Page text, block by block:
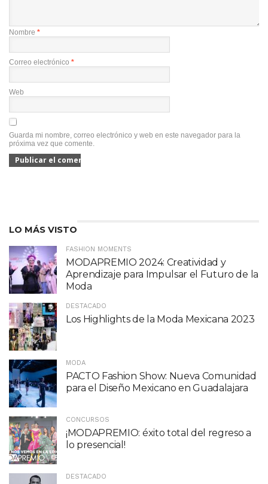
Nombre *
Correo electrónico *
Web
Guarda mi nombre, correo electrónico y web en este navegador para la
próxima vez que comente.
LO MÁS VISTO
FASHION MOMENTS
MODAPREMIO 2024: Creatividad y
Aprendizaje para Impulsar el Futuro de la
Moda
DESTACADO
Los Highlights de la Moda Mexicana 2023
MODA
PACTO Fashion Show: Nueva Comunidad
para el Diseño Mexicano en Guadalajara
CONCURSOS
¡MODAPREMIO: éxito total del regreso a
lo presencial!
DESTACADO